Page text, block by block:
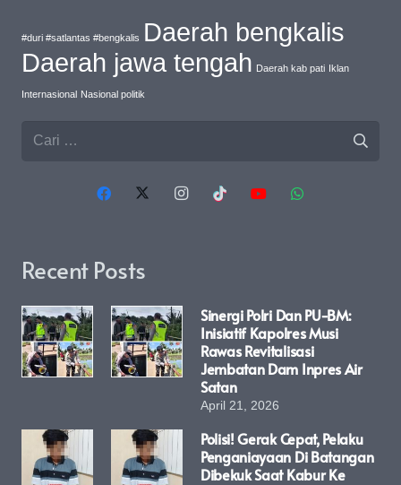
Recent Posts
Sinergi Polri Dan PU-BM:
Inisiatif Kapolres Musi
Rawas Revitalisasi
Jembatan Dam Inpres Air
Satan
April 21, 2026
Polisi! Gerak Cepat, Pelaku
Penganiayaan Di Batangan
Dibekuk Saat Kabur Ke
#duri #satlantas #bengkalis Daerah bengkalis
Daerah jawa tengah Daerah kab pati Iklan
Internasional Nasional politik
Cari